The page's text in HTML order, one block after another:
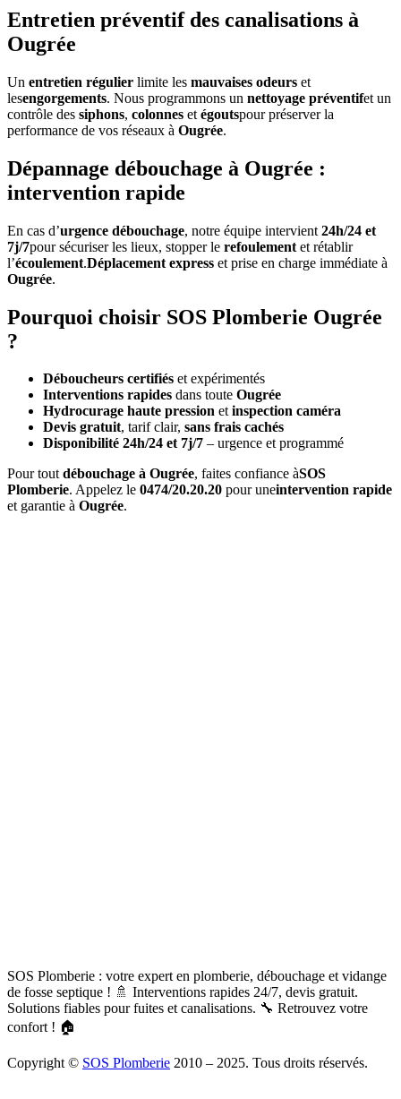
Entretien préventif des canalisations à
Ougrée
Un entretien régulier limite les mauvaises odeurs et
lesengorgements. Nous programmons un nettoyage préventifet un
contrôle des siphons, colonnes et égoutspour préserver la
performance de vos réseaux à Ougrée.
Dépannage débouchage à Ougrée :
intervention rapide
En cas d’urgence débouchage, notre équipe intervient 24h/24 et
7j/7pour sécuriser les lieux, stopper le refoulement et rétablir
l’écoulement.Déplacement express et prise en charge immédiate à
Ougrée.
Pourquoi choisir SOS Plomberie Ougrée
?
Déboucheurs certifiés et expérimentés
Interventions rapides dans toute Ougrée
Hydrocurage haute pression etinspection caméra
Devis gratuit, tarif clair, sans frais cachés
Disponibilité 24h/24 et 7j/7 – urgence et programmé
Pour toutdébouchage à Ougrée, faites confiance àSOS
Plomberie. Appelez le 0474/20.20.20 pour uneintervention rapide
et garantie à Ougrée.
SOS Plomberie : votre expert en plomberie, débouchage et vidange
de fosse septique ! 🚿 Interventions rapides 24/7, devis gratuit.
Solutions fiables pour fuites et canalisations. 🔧 Retrouvez votre
confort ! 🏠
Copyright © SOS Plomberie 2010 – 2025. Tous droits réservés.